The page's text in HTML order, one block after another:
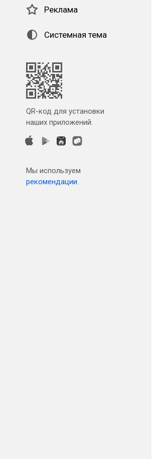
Реклама
Системная тема
QR-код для установки
наших приложений.
Мы используем
рекомендации.